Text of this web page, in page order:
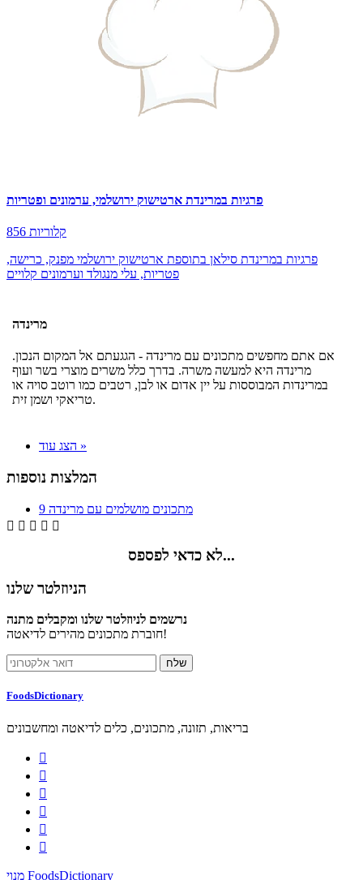
פרגיות במרינדת ארטישוק ירושלמי, ערמונים ופטריות
856 קלוריות
פרגיות במרינדת סילאן בתוספת ארטישוק ירושלמי מפנק, כרישה,
פטריות, עלי מנגולד וערמונים קלויים
מרינדה
אם אתם מחפשים מתכונים עם מרינדה - הגגעתם אל המקום הנכון.
מרינדה היא למעשה משרה. בדרך כלל משרים מוצרי בשר ועוף
במרינדות המבוססות על יין אדום או לבן, רטבים כמו רוטב סויה או
טריאקי ושמן זית.
הצג עוד »
המלצות נוספות
9 מתכונים מושלמים עם מרינדה
    
לא כדאי לפספס...
הניוזלטר שלנו
נרשמים לניוזלטר שלנו ומקבלים מתנה
חוברת מתכונים מהירים לדיאטה!
FoodsDictionary
בריאות, תזונה, מתכונים, כלים לדיאטה ומחשבונים






מנוי FoodsDictionary